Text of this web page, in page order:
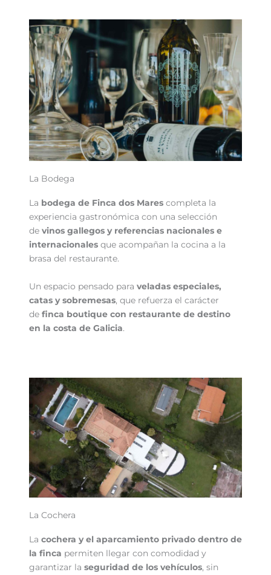
La Bodega
La bodega de Finca dos Mares completa la
experiencia gastronómica con una selección
de vinos gallegos y referencias nacionales e
internacionales que acompañan la cocina a la
brasa del restaurante.
Un espacio pensado para veladas especiales,
catas y sobremesas, que refuerza el carácter
de finca boutique con restaurante de destino
en la costa de Galicia.
La Cochera
La cochera y el aparcamiento privado dentro de
la finca permiten llegar con comodidad y
garantizar la seguridad de los vehículos, sin